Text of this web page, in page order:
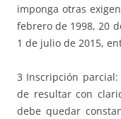
imponga otras
febrero de 1998, 20
1 de julio de 2015,
3 Inscripción
de resultar con
debe quedar